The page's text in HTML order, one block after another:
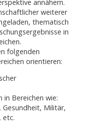
annähern.
weiterer
thematisch
in
folgenden
orientieren:
Bereichen wie:
Militär,
etc.